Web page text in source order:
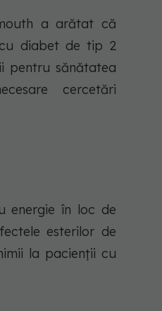
a arătat că
diabet de tip 2
pentru sănătatea
cercetări
energie în loc de
esterilor de
la pacienții cu